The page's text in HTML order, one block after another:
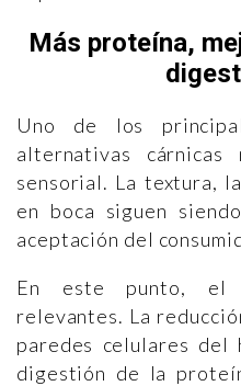
Más proteína,
Uno de los
alternativas
sensorial. La textura,
en boca siguen
aceptación del
En este punto, el
relevantes. La
paredes celulares
digestión de la